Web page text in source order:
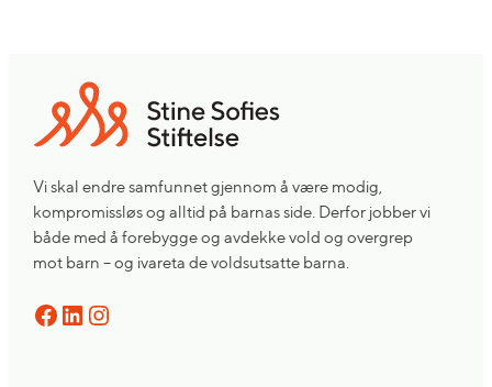
Vi skal endre samfunnet gjennom å være modig,
kompromissløs og alltid på barnas side. Derfor jobber vi
både med å forebygge og avdekke vold og overgrep
mot barn – og ivareta de voldsutsatte barna.
Facebook LinkedIn Instagram